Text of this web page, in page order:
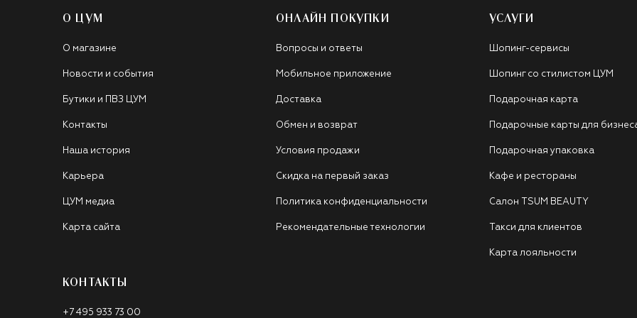
О ЦУМ
О магазине
Новости и события
Бутики и ПВЗ ЦУМ
Контакты
Наша история
Карьера
ЦУМ медиа
Карта сайта
ОНЛАЙН ПОКУПКИ
Вопросы и ответы
Мобильное приложение
Доставка
Обмен и возврат
Условия продажи
Скидка на первый заказ
Политика конфиденциальности
Рекомендательные технологии
УСЛУГИ
Шопинг-сервисы
Шопинг со стилистом ЦУМ
Подарочная карта
Подарочные карты для
Подарочная упаковка
Кафе и рестораны
Салон TSUM BEAUTY
Такси для клиентов
Карта лояльности
КОНТАКТЫ
+7 495 933 73 00